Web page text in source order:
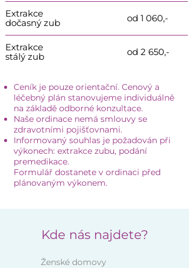
Extrakce
dočasný zub
od 1 060,-
Extrakce
stálý zub
od 2 650,-
Ceník je pouze orientační. Cenový a
léčebný plán stanovujeme individuálně
na základě odborné konzultace.
Naše ordinace nemá smlouvy se
zdravotními pojišťovnami.
Informovaný souhlas je požadován při
výkonech: extrakce zubu, podání
premedikace.
Formulář dostanete v ordinaci před
plánovaným výkonem.
Kde nás najdete?
Ženské domovy